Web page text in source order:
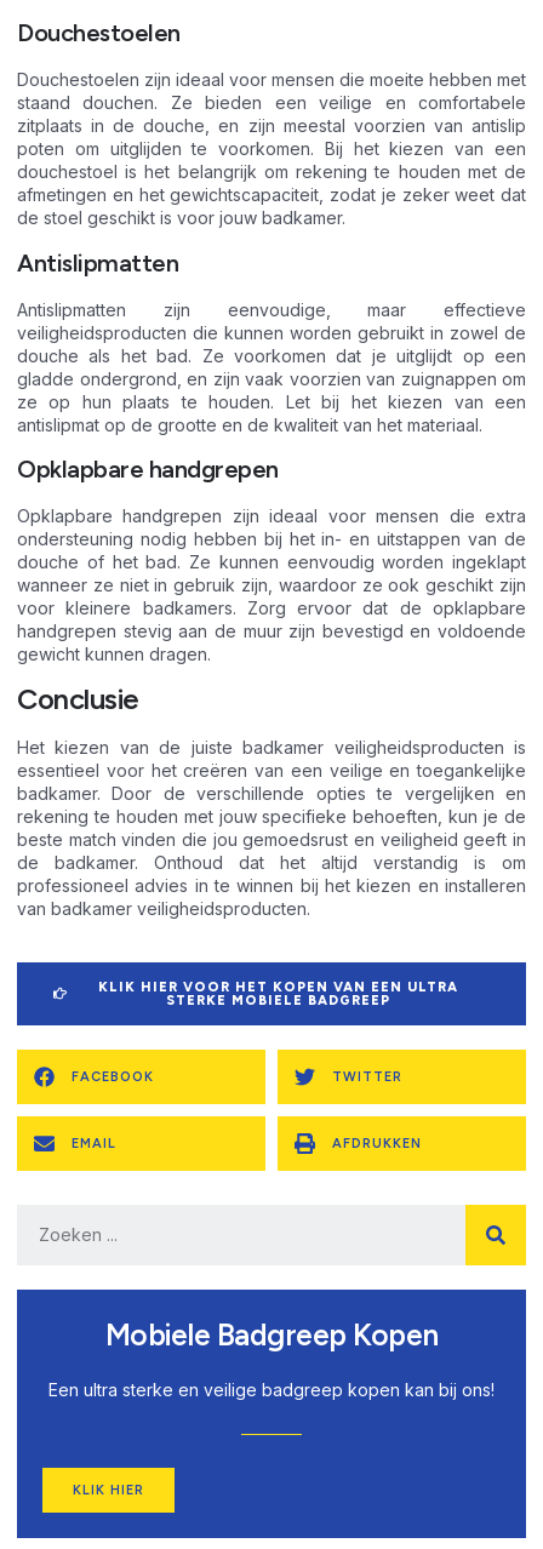
Douchestoelen
Douchestoelen zijn ideaal voor mensen die moeite hebben met
staand douchen. Ze bieden een veilige en comfortabele
zitplaats in de douche, en zijn meestal voorzien van antislip
poten om uitglijden te voorkomen. Bij het kiezen van een
douchestoel is het belangrijk om rekening te houden met de
afmetingen en het gewichtscapaciteit, zodat je zeker weet dat
de stoel geschikt is voor jouw badkamer.
Antislipmatten
Antislipmatten zijn eenvoudige, maar effectieve
veiligheidsproducten die kunnen worden gebruikt in zowel de
douche als het bad. Ze voorkomen dat je uitglijdt op een
gladde ondergrond, en zijn vaak voorzien van zuignappen om
ze op hun plaats te houden. Let bij het kiezen van een
antislipmat op de grootte en de kwaliteit van het materiaal.
Opklapbare handgrepen
Opklapbare handgrepen zijn ideaal voor mensen die extra
ondersteuning nodig hebben bij het in- en uitstappen van de
douche of het bad. Ze kunnen eenvoudig worden ingeklapt
wanneer ze niet in gebruik zijn, waardoor ze ook geschikt zijn
voor kleinere badkamers. Zorg ervoor dat de opklapbare
handgrepen stevig aan de muur zijn bevestigd en voldoende
gewicht kunnen dragen.
Conclusie
Het kiezen van de juiste badkamer veiligheidsproducten is
essentieel voor het creëren van een veilige en toegankelijke
badkamer. Door de verschillende opties te vergelijken en
rekening te houden met jouw specifieke behoeften, kun je de
beste match vinden die jou gemoedsrust en veiligheid geeft in
de badkamer. Onthoud dat het altijd verstandig is om
professioneel advies in te winnen bij het kiezen en installeren
van badkamer veiligheidsproducten.
KLIK HIER VOOR HET KOPEN VAN EEN ULTRA
STERKE MOBIELE BADGREEP
FACEBOOK TWITTER
EMAIL AFDRUKKEN
Mobiele Badgreep Kopen
Een ultra sterke en veilige badgreep kopen kan bij ons!
KLIK HIER